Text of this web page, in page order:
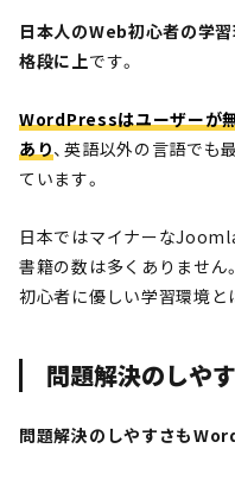
日本人のWeb初心者の学
格段に上です。
WordPressはユーザーが
あり、英語以外の言語でも
ています。
日本ではマイナーな
書籍の数は多くありません
初心者に優しい学習環境と
問題解決のしや
問題解決のしやすさも